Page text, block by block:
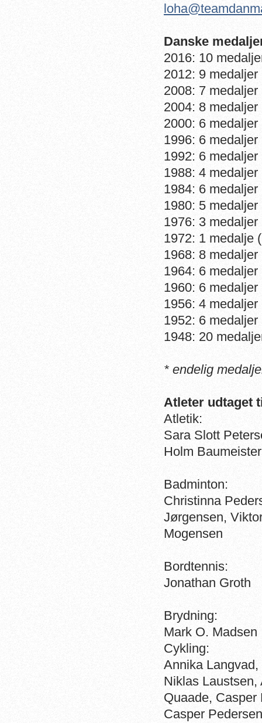
Danske
2016: 10
2012: 9
2008: 7
2004: 8
2000: 6
1996: 6
1992: 6
1988: 4
1984: 6
1980: 5
1976: 3
1972: 1 medalje
1968: 8
1964: 6
1960: 6
1956: 4
1952: 6
1948: 20
* endelig
Atleter udtaget
Atletik:
Sara Slott
Holm
Badminton:
Christinna
Jørgensen,
Mogensen
Bordtennis:
Jonathan Groth
Brydning:
Mark O. Madsen
Cykling:
Annika
Niklas
Quaade, Casper
Casper